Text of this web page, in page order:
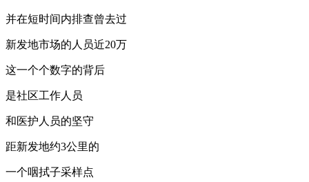
并在短时间内排查曾去过
新发地市场的人员近20万
这一个个数字的背后
是社区工作人员
和医护人员的坚守
距新发地约3公里的
一个咽拭子采样点